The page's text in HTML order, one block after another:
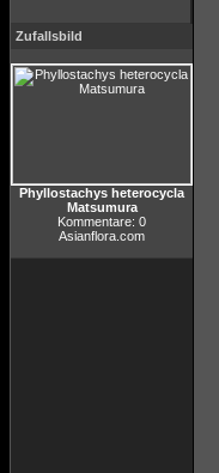
Zufallsbild
Phyllostachys heterocycla
Matsumura
Kommentare: 0
Asianflora.com